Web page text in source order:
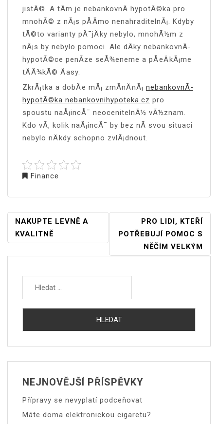
jistÃ©. A tÃ­m je nebankovnÃ­ hypotÃ©ka pro
mnohÃ© z nÃ¡s pÅÃ­mo nenahraditelnÃ¡. Kdyby
tÃ©to varianty pÅ¯jÄky nebylo, mnohÃ½m z
nÃ¡s by nebylo pomoci. Ale dÃ­ky nebankovnÃ­
hypotÃ©ce penÃ­ze seÅ¾eneme a pÅeÄkÃ¡me
tÄÅ¾kÃ© Äasy.
ZkrÃ¡tka a dobÅe mÃ¡ zmÃ­nÄnÃ¡ nebankovnÃ­
hypotÃ©ka nebankovnihypoteka.cz pro
spoustu naÅ¡incÅ¯ neocenitelnÃ½ vÃ½znam.
Kdo vÃ­, kolik naÅ¡incÅ¯ by bez nÃ­ svou situaci
nebylo nÄkdy schopno zvlÃ¡dnout.
Finance
NAVIGACE
PRO
PŘÍSPĚVEK
NAKUPTE LEVNĚ A
KVALITNĚ
PRO LIDI, KTEŘÍ
POTŘEBUJÍ POMOC S
NĚČÍM VELKÝM
Vyhledávání
NEJNOVĚJŠÍ PŘÍSPĚVKY
Přípravy se nevyplatí podceňovat
Máte doma elektronickou cigaretu?